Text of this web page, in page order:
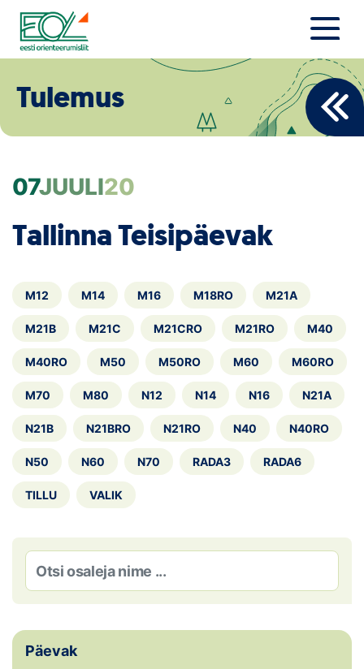
Liigu
sisu
juurde
Estonian Orienteering Federation
Eesti Orienteerumine 100!
Toetamine
Telli litsents!
Noored
Loha
Kontakt
EOL
Galerii
Kalender
Koondised
Tulemus
07JUULI20
Tallinna Teisipäevak
M12 M14 M16 M18RO M21A
M21B M21C M21CRO M21RO M40
M40RO M50 M50RO M60 M60RO
M70 M80 N12 N14 N16 N21A
N21B N21BRO N21RO N40 N40RO
N50 N60 N70 RADA3 RADA6
TILLU VALIK
Päevak